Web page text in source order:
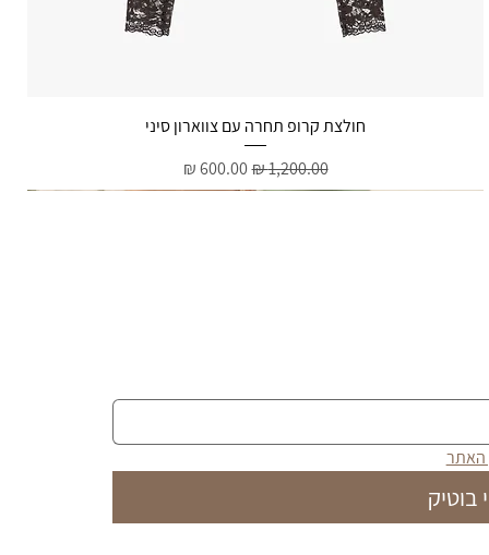
תצוגה מהירה
חולצת קרופ תחרה עם צווארון סיני
מחיר רגיל‏1,200.00 ‏₪ מחיר מבצע‏600.00 ‏₪
האתר